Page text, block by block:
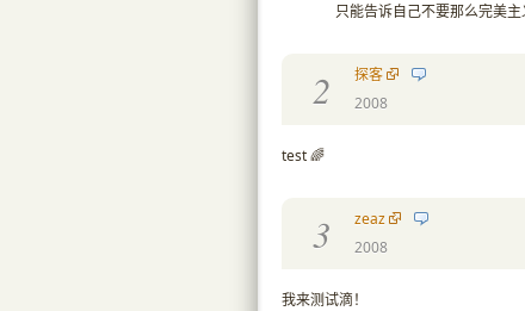
只能告诉自己不要那么完美
2
探客
2008
test 🌈
3
zeaz
2008
我来测试滴！